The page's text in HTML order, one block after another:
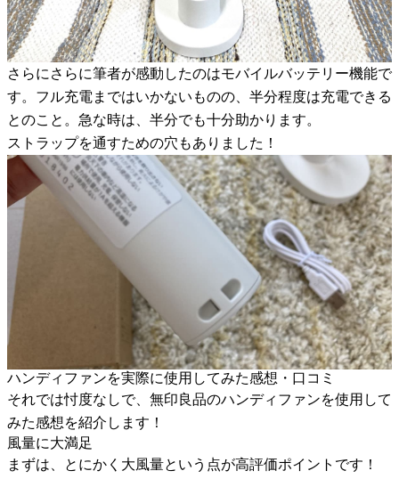
さらにさらに筆者が感動したのはモバイルバッテリー機能で
す。フル充電まではいかないものの、半分程度は充電できる
とのこと。急な時は、半分でも十分助かります。
ストラップを通すための穴もありました！
ハンディファンを実際に使用してみた感想・口コミ
それでは忖度なしで、無印良品のハンディファンを使用して
みた感想を紹介します！
風量に大満足
まずは、とにかく大風量という点が高評価ポイントです！